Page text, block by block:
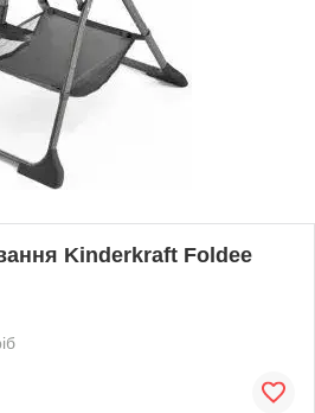
Kinderkraft Foldee